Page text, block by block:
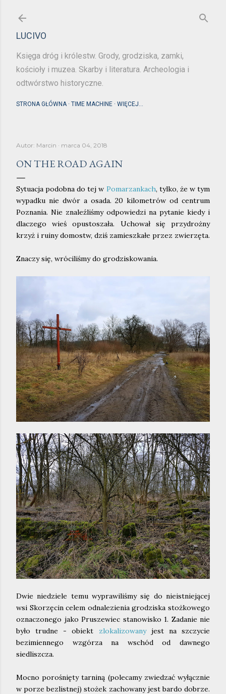
LUCIVO
Księga dróg i królestw. Grody, grodziska, zamki,
kościoły i muzea. Skarby i literatura. Archeologia i
odtwórstwo historyczne.
STRONA GŁÓWNA TIME MACHINE WIĘCEJ…
Autor: Marcin marca 04, 2018
ON THE ROAD AGAIN
Sytuacja podobna do tej w Pomarzankach, tylko, że w tym
wypadku nie dwór a osada. 20 kilometrów od centrum
Poznania. Nie znaleźliśmy odpowiedzi na pytanie kiedy i
dlaczego wieś opustoszała. Uchował się przydrożny
krzyż i ruiny domostw, dziś zamieszkałe przez zwierzęta.
Znaczy się, wróciliśmy do grodziskowania.
Dwie niedziele temu wyprawiliśmy się do nieistniejącej
wsi Skorzęcin celem odnalezienia grodziska stożkowego
oznaczonego jako Pruszewiec stanowisko 1. Zadanie nie
było trudne - obiekt zlokalizowanyjest na szczycie
bezimiennego wzgórza na wschód od dawnego
siedliszcza.
Mocno porośnięty tarniną (polecamy zwiedzać wyłącznie
w porze bezlistnej) stożek zachowany jest bardo dobrze.